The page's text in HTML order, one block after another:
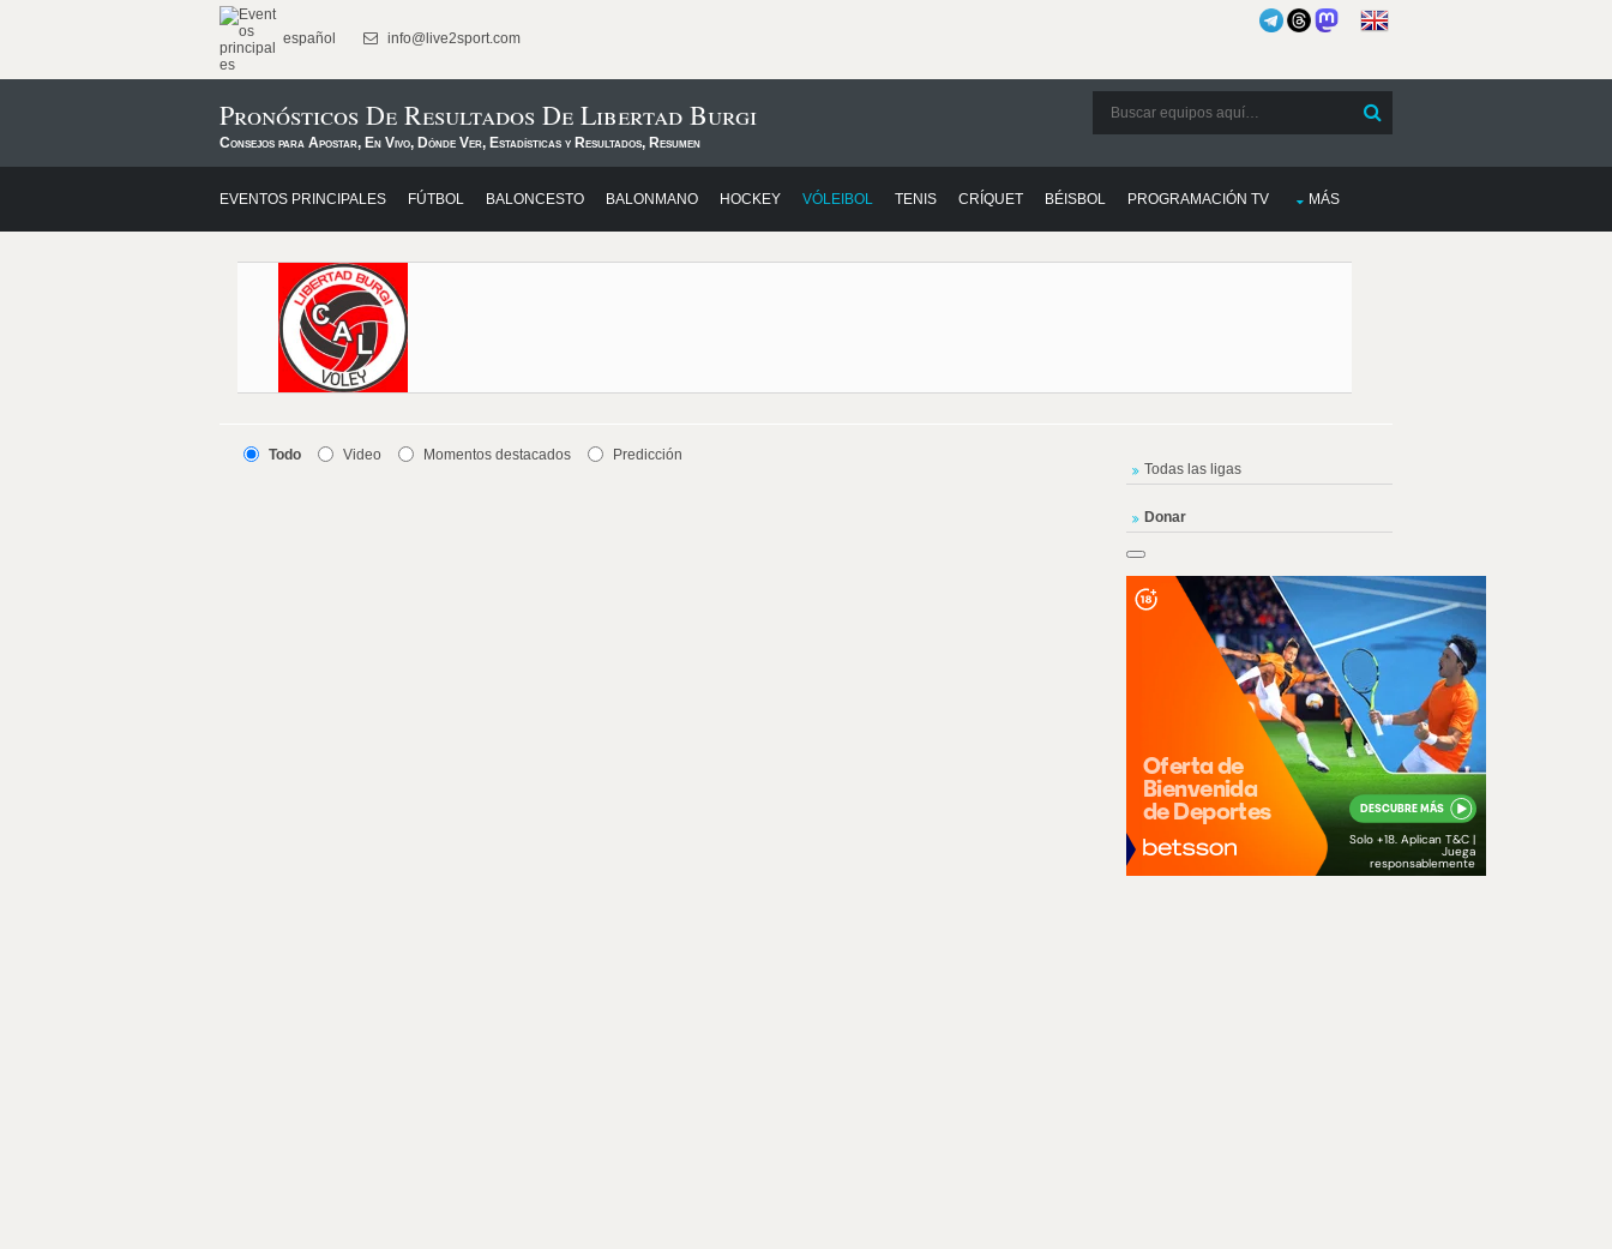
español info@live2sport.com
Pronósticos De Resultados De Libertad Burgi
Consejos para Apostar, En Vivo, Dónde Ver, Estadísticas y Resultados, Resumen
EVENTOS PRINCIPALES FÚTBOL BALONCESTO BALONMANO HOCKEY VÓLEIBOL TENIS CRÍQUET BÉISBOL PROGRAMACIÓN TV MÁS
Todo Video Momentos destacados Predicción
Todas las ligas
Donar